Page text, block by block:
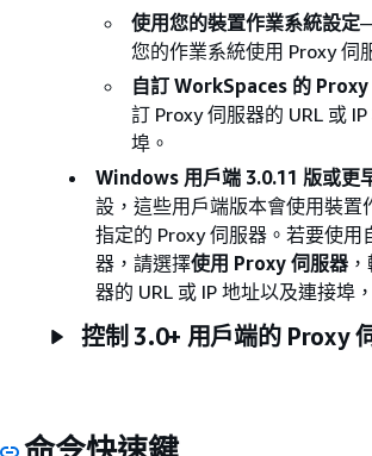
使用您的裝置作業系統設定
您的作業系統使用 Proxy 伺
自訂 WorkSpaces 的
訂 Proxy 伺服器的 URL 或
埠。
Windows 用戶端 3.0.11 版或更
設，這些用戶端版本會使用裝置
指定的 Proxy 伺服器。若要使用
器，請選擇使用 Proxy 伺服器
器的 URL 或 IP 地址以及連接埠
控制 3.0+ 用戶端的 Proxy